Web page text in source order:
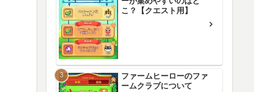
こ？【クエスト用】
ファームヒーローのファ
ームクラブについて